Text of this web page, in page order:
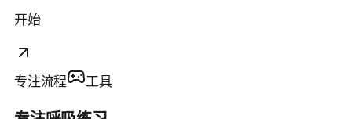
开始
专注流程 工具